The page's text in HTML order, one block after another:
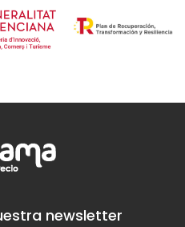
newsletter